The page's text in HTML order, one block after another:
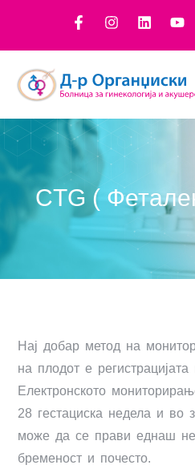
CTG (
Нај добар метод на
на плодот е
Електронското
28 гестациска недела и во
може да се прави еднаш
бременост и почесто.